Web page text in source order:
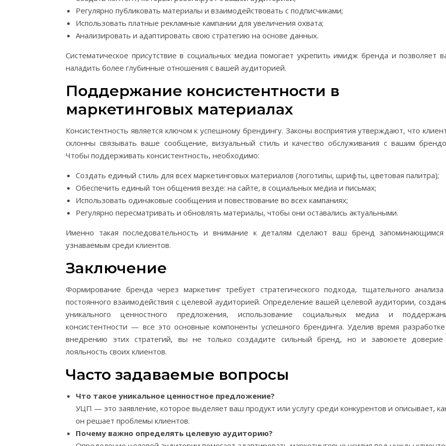
Регулярно публиковать материалы и взаимодействовать с подписчиками;
Использовать платные рекламные кампании для увеличения охвата;
Анализировать и адаптировать свою стратегию на основе данных.
Систематическое присутствие в социальных медиа помогает укрепить имидж бренда и позволяет
наладить более глубинные отношения с вашей аудиторией.
Поддержание консистентности в
маркетинговых материалах
Консистентность является ключом к успешному брендингу. Законы восприятия утверждают, что
склонны связывать ваше сообщение, визуальный стиль и качество обслуживания с вашим
Чтобы поддерживать консистентность, необходимо:
Создать единый стиль для всех маркетинговых материалов (логотипы, шрифты, цветовая палитра);
Обеспечить единый тон общения везде: на сайте, в социальных медиа и письмах;
Использовать одинаковые сообщения и повествование во всех кампаниях;
Регулярно пересматривать и обновлять материалы, чтобы они оставались актуальными.
Именно такая последовательность и внимание к деталям сделают ваш бренд
узнаваемым среди клиентов.
Заключение
Формирование бренда через маркетинг требует стратегического подхода, тщательного
постоянного взаимодействия с целевой аудиторией. Определение вашей целевой аудитории,
уникального ценностного предложения, использование социальных медиа и
консистентности — все это основные компоненты успешного брендинга. Уделив время
внедрению этих стратегий, вы не только создадите сильный бренд, но и завоюете
лояльность своих клиентов.
Часто задаваемые вопросы
Что такое уникальное ценностное предложение?
УЦП — это заявление, которое выделяет ваш продукт или услугу среди конкурентов и описывает,
он решает проблемы клиентов.
Почему важно определять целевую аудиторию?